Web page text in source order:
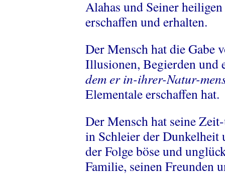
Alahas und Seiner
erschaffen und erhalten.
Der Mensch hat die Gabe
Illusionen, Begierden und
dem er in-ihrer-Natur-
Elementale erschaffen hat.
Der Mensch hat seine
in Schleier der Dunkelheit
der Folge böse und
Familie, seinen Freunden